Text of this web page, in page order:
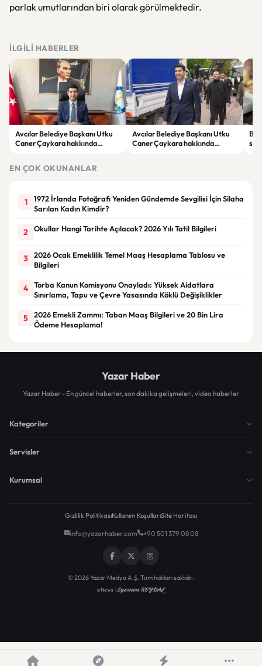
parlak umutlarından biri olarak görülmektedir.
İLGILI HABERLER
Avcılar Belediye Başkanı Utku
Caner Çaykara hakkında
Avcılar Belediye Başkanı Utku
Caner Çaykara hakkında
EN ÇOK OKUNANLAR
1
1972 İrlanda Fotoğrafı Yeniden Gündemde Sevgilisi İçin Silaha
Sarılan Kadın Kimdir?
2 Okullar Hangi Tarihte Açılacak? 2026 Yılı Tatil Bilgileri
3
2026 Ocak Emeklilik Temel Maaş Hesaplama Tablosu ve
Bilgileri
4
Torba Kanun Komisyonu Onayladı: Yüksek Aidatlara
Sınırlama, Tapu ve Çevre Yasasında Köklü Değişiklikler
5
2026 Emekli Zammı: Taban Maaş Bilgileri ve 20 Bin Lira
Ödeme Hesaplama!
Yazar Haber
Yazar Haber - En güncel haberler, son dakika gelişmeleri, video haberler
Kategoriler
Servisler
Kurumsal
Gizlilik PolitikasıKullanım KoşullarıSite Haritası
info@yazarhaber.com +90 501 379 08 08
© 2026 Yazar Medya A.Ş. Tüm hakları saklıdır.
eNews |Egemen KEYDAL